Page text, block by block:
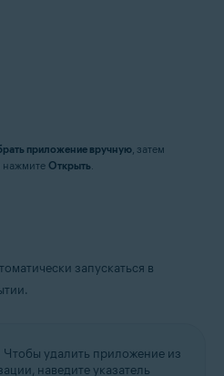
приложение вручную , затем
нажмите Открыть
запускаться в
Чтобы удалить приложение из
наведите указатель